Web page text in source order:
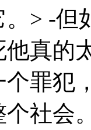
。> -但
真的
罪犯
个社会